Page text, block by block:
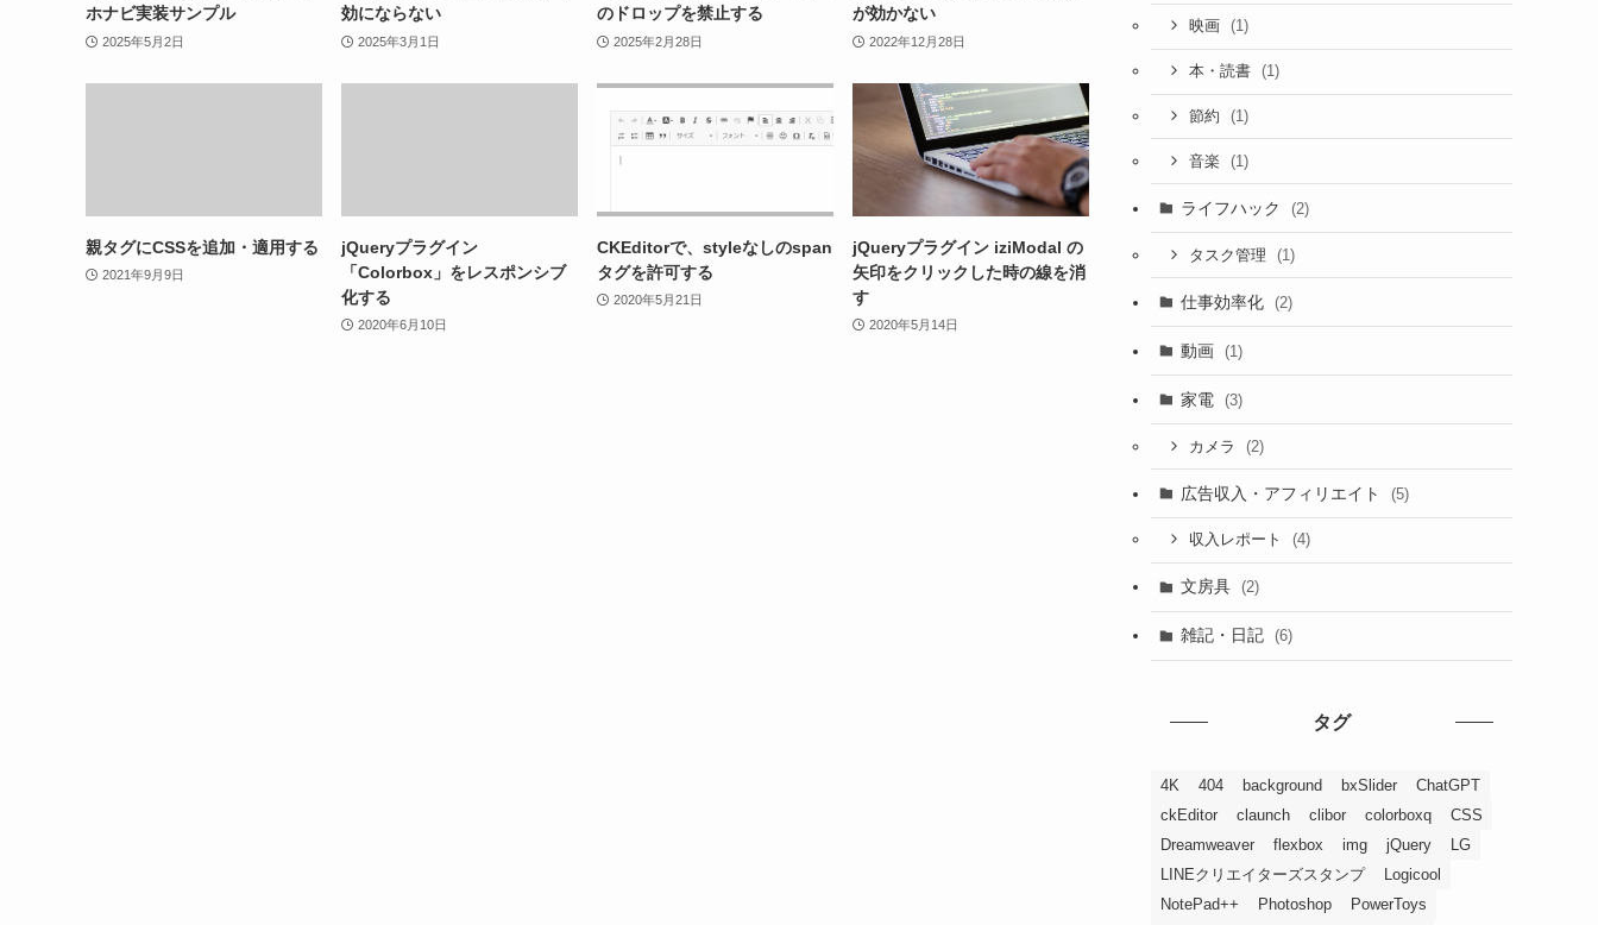
ホナビ実装サンプル
2025年5月2日
効にならない
2025年3月1日
のドロップを禁止する
2025年2月28日
が効かない
2022年12月28日
親タグにCSSを追加・適用する
2021年9月9日
jQueryプラグイン
「Colorbox」をレスポンシブ
化する
2020年6月10日
CKEditorで、styleなしのspan
タグを許可する
2020年5月21日
jQueryプラグイン iziModal の
矢印をクリックした時の線を消
す
2020年5月14日
映画 (1)
本・読書 (1)
節約 (1)
音楽 (1)
ライフハック (2)
タスク管理 (1)
仕事効率化 (2)
動画 (1)
家電 (3)
カメラ (2)
広告収入・アフィリエイト (5)
収入レポート (4)
文房具 (2)
雑記・日記 (6)
タグ
4K 404 background bxSlider
ChatGPT
ckEditor
claunch clibor colorboxq
CSS
Dreamweaver
flexbox img jQuery
LG
LINEクリエイターズスタンプ
Logicool
NotePad++
Photoshop
PowerToys